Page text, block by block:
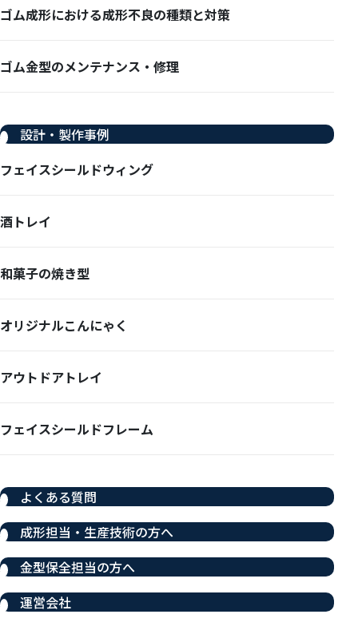
ゴム成形における成形不良の種類と対策
ゴム金型のメンテナンス・修理
設計・製作事例
フェイスシールドウィング
酒トレイ
和菓子の焼き型
オリジナルこんにゃく
アウトドアトレイ
フェイスシールドフレーム
よくある質問
成形担当・生産技術の方へ
金型保全担当の方へ
運営会社